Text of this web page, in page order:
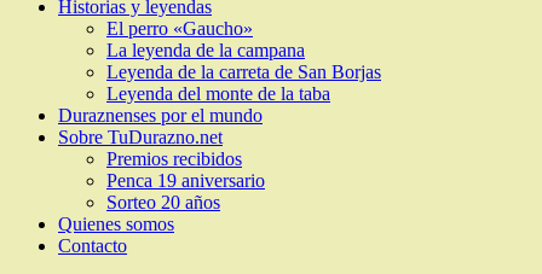
Historias y leyendas
El perro «Gaucho»
La leyenda de la campana
Leyenda de la carreta de San Borjas
Leyenda del monte de la taba
Duraznenses por el mundo
Sobre TuDurazno.net
Premios recibidos
Penca 19 aniversario
Sorteo 20 años
Quienes somos
Contacto